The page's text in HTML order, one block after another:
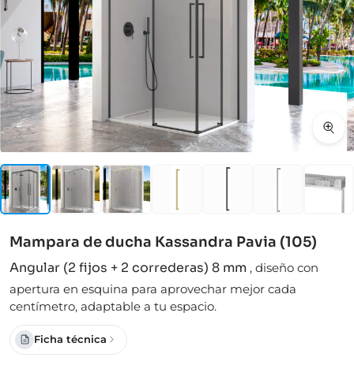
Mampara de ducha Kassandra Pavia (105)
Angular (2 fijos + 2 correderas) 8 mm , diseño con
apertura en esquina para aprovechar mejor cada
centímetro, adaptable a tu espacio.
Ficha técnica